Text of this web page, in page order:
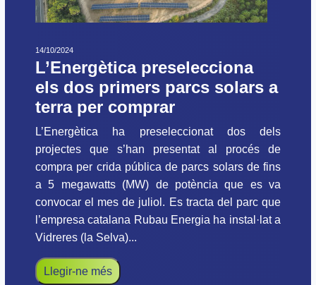
14/10/2024
L’Energètica preselecciona
els dos primers parcs solars a
terra per comprar
L’Energètica ha preseleccionat dos dels
projectes que s’han presentat al procés de
compra per crida pública de parcs solars de fins
a 5 megawatts (MW) de potència que es va
convocar el mes de juliol. Es tracta del parc que
l’empresa catalana Rubau Energia ha instal·lat a
Vidreres (la Selva)...
Llegir-ne més